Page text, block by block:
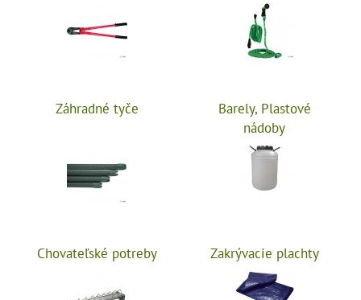
Záhradné tyče
Barely, Plastové
nádoby
Chovateľské potreby Zakrývacie plachty